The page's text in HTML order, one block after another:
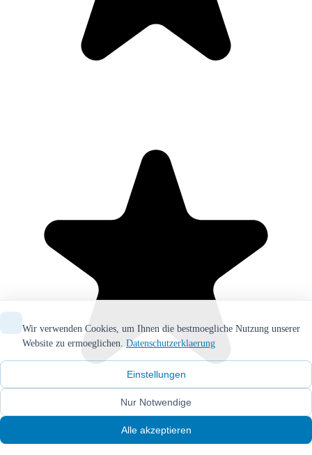
Wir verwenden Cookies, um Ihnen die bestmoegliche Nutzung unserer
Website zu ermoeglichen. Datenschutzerklaerung
Einstellungen
Nur Notwendige
Alle akzeptieren